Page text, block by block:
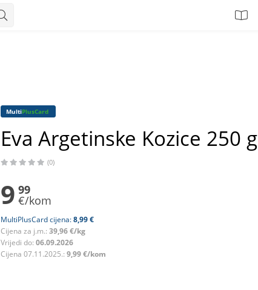
MultiPlusCard
Eva Argetinske Kozice 250 g
(0)
9 99
€/kom
MultiPlusCard cijena:8,99 €
Cijena za j.m.: 39,96 €/kg
Vrijedi do: 06.09.2026
Cijena 07.11.2025.: 9,99 €/kom